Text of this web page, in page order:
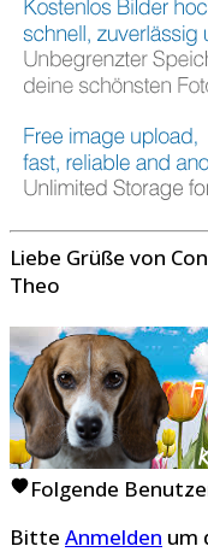
Liebe Grüße von
Theo
Folgende
Bitte Anmelden um